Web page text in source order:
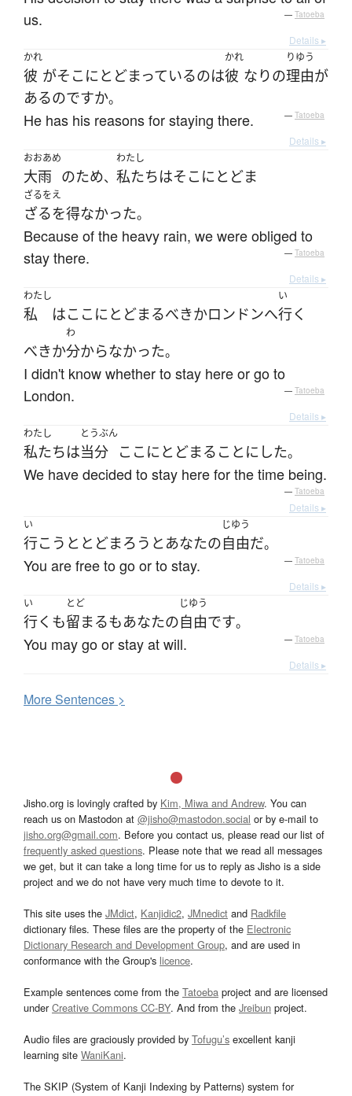
us.
— Tatoeba
Details ▸
かれ
彼 がそこ にとどまっているのは
かれ
彼 なりの
りゆう
理由が
あるのですか。
He has his reasons for staying there. — Tatoeba
Details ▸
おおあめ
大雨 のため、
わたし
私たちはそこ にとどま
ざるをえ
ざるを得なかった。
Because of the heavy rain, we were obliged to
stay there.
— Tatoeba
Details ▸
わたし
私 はここ にとどまるべきかロンドンへ
い
行く
べきか
わ
分からなかった。
I didn't know whether to stay here or go to
London.
— Tatoeba
Details ▸
わたし
私たちは
とうぶん
当分 ここ にとどまる ことにした。
We have decided to stay here for the time being.
— Tatoeba
Details ▸
い
行こう と とどまろう とあなたの
じゆう
自由だ。
You are free to go or to stay. — Tatoeba
Details ▸
い
行く も
とど
留まるもあなたの
じゆう
自由です。
You may go or stay at will. — Tatoeba
Details ▸
MoreSentences >
Jisho.org is lovingly crafted by Kim, Miwa and Andrew. You can
reach us on Mastodon at @jisho@mastodon.social or by e-mail to
jisho.org@gmail.com. Before you contact us, please read our list of
frequently asked questions. Please note that we read all messages
we get, but it can take a long time for us to reply as Jisho is a side
project and we do not have very much time to devote to it.
This site uses the JMdict, Kanjidic2, JMnedict and Radkfile
dictionary files. These files are the property of the Electronic
Dictionary Research and Development Group, and are used in
conformance with the Group's licence.
Example sentences come from the Tatoeba project and are licensed
underCreative Commons CC-BY. And from the Jreibun project.
Audio files are graciously provided by Tofugu’s excellent kanji
learning site WaniKani.
The SKIP (System of Kanji Indexing by Patterns) system for